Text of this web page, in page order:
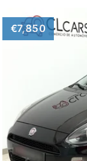
€7,850